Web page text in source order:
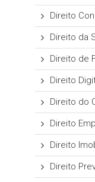
Direito
Direito da
Direito de
Direito
Direito do
Direito
Direito
Direito